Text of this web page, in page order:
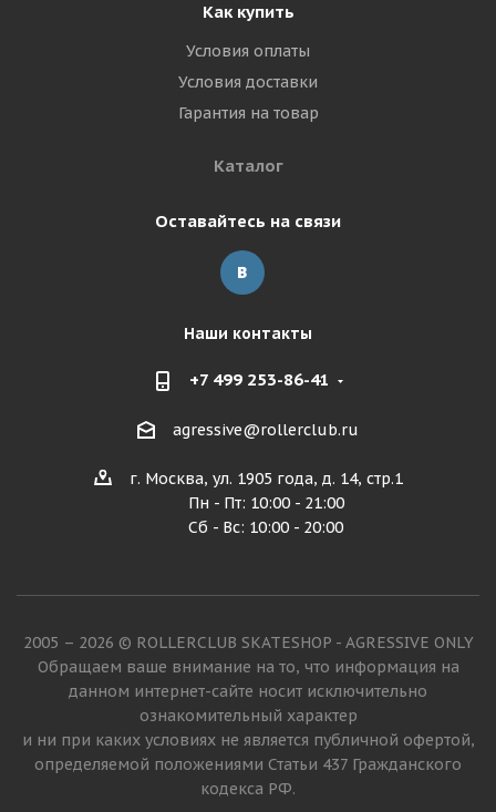
Как купить
Условия оплаты
Условия доставки
Гарантия на товар
Каталог
Оставайтесь на связи
Наши контакты
+7 499 253-86-41
agressive@rollerclub.ru
г. Москва, ул. 1905 года, д. 14, стр.1
Пн - Пт: 10:00 - 21:00
Сб - Вс: 10:00 - 20:00
2005 – 2026 © ROLLERCLUB SKATESHOP - AGRESSIVE ONLY
Обращаем ваше внимание на то, что информация на
данном интернет-сайте носит исключительно
ознакомительный характер
и ни при каких условиях не является публичной офертой,
определяемой положениями Статьи 437 Гражданского
кодекса РФ.